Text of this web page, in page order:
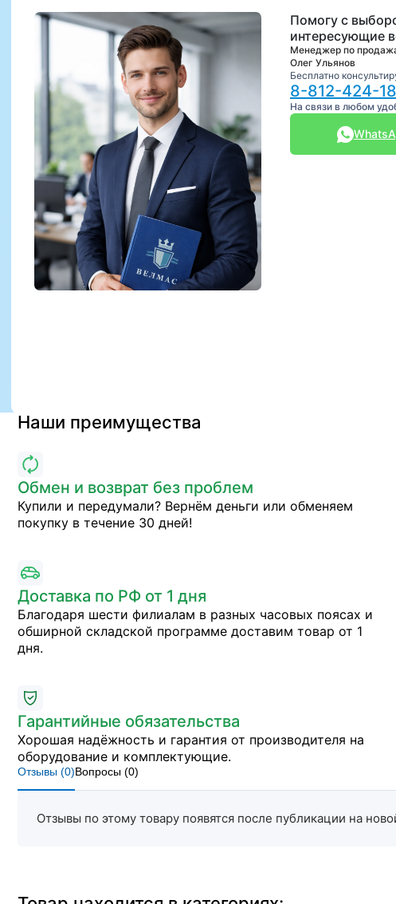
Помогу с
интересующие
Менеджер по
Олег Ульянов
Бесплатно
8-812-424-
На связи в любом
Наши преимущества
Обмен и возврат без проблем
Купили и передумали? Вернём деньги или обменяем
покупку в течение 30 дней!
Доставка по РФ от 1 дня
Благодаря шести филиалам в разных часовых поясах и
обширной складской программе доставим товар от 1
дня.
Гарантийные обязательства
Хорошая надёжность и гарантия от производителя на
оборудование и комплектующие.
Отзывы (0)Вопросы (0)
Отзывы по этому товару появятся после публикации на